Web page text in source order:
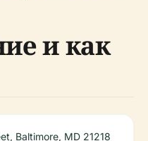
и как
Baltimore, MD 21218